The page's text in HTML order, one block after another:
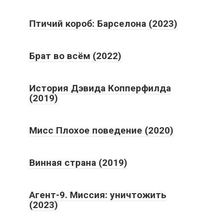
Птичий короб: Барселона (2023)
Брат во всём (2022)
История Дэвида Копперфилда
(2019)
Мисс Плохое поведение (2020)
Винная страна (2019)
Агент-9. Миссия: уничтожить
(2023)